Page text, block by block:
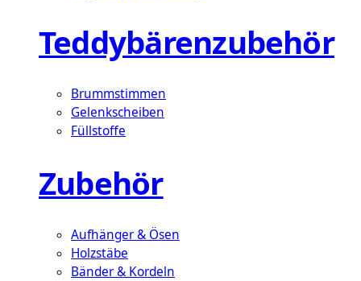
Teddybärenzubehör
Brummstimmen
Gelenkscheiben
Füllstoffe
Zubehör
Aufhänger & Ösen
Holzstäbe
Bänder & Kordeln